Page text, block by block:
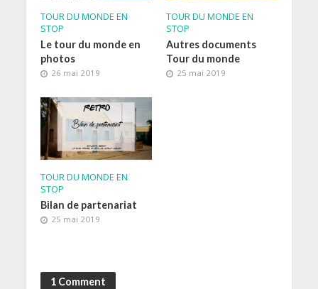
TOUR DU MONDE EN
STOP
Le tour du monde en
photos
26 mai 2019
TOUR DU MONDE EN
STOP
Autres documents
Tour du monde
25 mai 2019
TOUR DU MONDE EN
STOP
Bilan de partenariat
25 mai 2019
1 Comment